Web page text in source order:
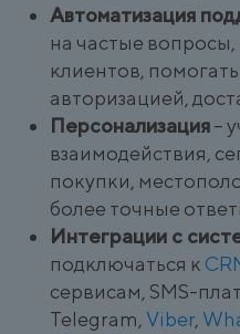
Автоматизация
на частые вопросы,
клиентов, помогать
авторизацией,
Персонализация–
взаимодействия,
покупки,
более точные
Интеграции с
подключаться к
сервисам, SMS-
Telegram, Viber,